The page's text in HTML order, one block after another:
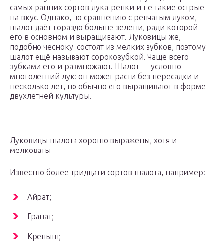
самых ранних сортов лука-репки и не такие острые
на вкус. Однако, по сравнению с репчатым луком,
шалот даёт гораздо больше зелени, ради которой
его в основном и выращивают. Луковицы же,
подобно чесноку, состоят из мелких зубков, поэтому
шалот ещё называют сорокозубкой. Чаще всего
зубками его и размножают. Шалот — условно
многолетний лук: он может расти без пересадки и
несколько лет, но обычно его выращивают в форме
двухлетней культуры.
Луковицы шалота хорошо выражены, хотя и
мелковаты
Известно более тридцати сортов шалота, например:
Айрат;
Гранат;
Крепыш;